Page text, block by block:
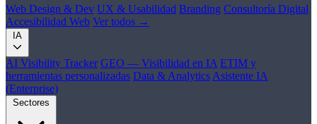
Web Design & Dev UX & Usabilidad Branding Consultoría Digital
Accesibilidad Web Ver todos →
IA
AI Visibility Tracker GEO — Visibilidad en IA ETIM y
herramientas personalizadas Data & Analytics Asistente IA
(Enterprise)
Sectores